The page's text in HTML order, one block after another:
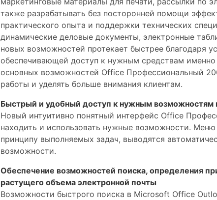
также разрабатывать без посторонней помощи
практического опыта и поддержки технических
динамические деловые документы, электронные
новых возможностей протекает быстрее благодаря
обеспечивающей доступ к нужным средствам
основных возможностей Office Профессиональный
работы и уделять больше внимания клиентам.
Быстрый и удобный доступ к нужным возможностям
Новый интуитивно понятный интерфейс Office
находить и использовать нужные возможности.
принципу выполняемых задач, выводятся
возможности.
Обеспечение возможностей поиска, определения
растущего объема электронной почты
Возможности быстрого поиска в Microsoft Office